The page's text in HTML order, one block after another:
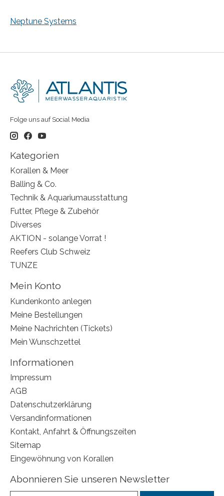
Neptune Systems
Folge uns auf Social Media
Kategorien
Korallen & Meer
Balling & Co.
Technik & Aquariumausstattung
Futter, Pflege & Zubehör
Diverses
AKTION - solange Vorrat !
Reefers Club Schweiz
TUNZE
Mein Konto
Kundenkonto anlegen
Meine Bestellungen
Meine Nachrichten (Tickets)
Mein Wunschzettel
Informationen
Impressum
AGB
Datenschutzerklärung
Versandinformationen
Kontakt, Anfahrt & Öffnungszeiten
Sitemap
Eingewöhnung von Korallen
Abonnieren Sie unseren Newsletter